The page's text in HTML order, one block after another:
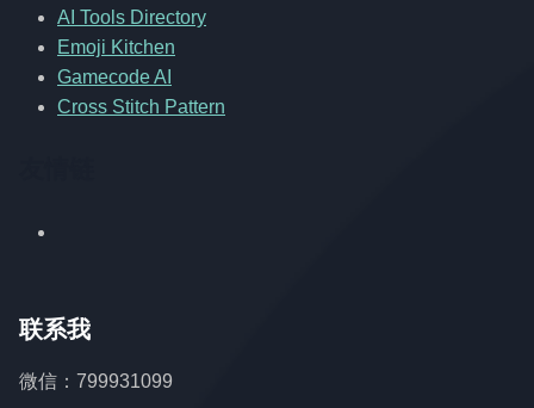
AI Tools Directory
Emoji Kitchen
Gamecode AI
Cross Stitch Pattern
联系我
微信：799931099